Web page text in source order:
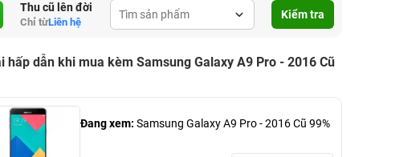
Thu cũ lên đời
Chỉ từLiên hệ
Kiểm tra
hấp dẫn khi mua kèm Samsung Galaxy A9 Pro - 2016 Cũ
Đang xem: Samsung Galaxy A9 Pro - 2016 Cũ 99%